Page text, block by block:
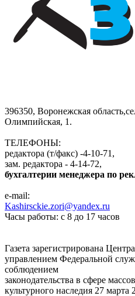
396350, Воронежская
Олимпийская, 1.
ТЕЛЕФОНЫ:
редактора (т/факс) -4-10-71,
зам. редактора - 4-14-72,
бухгалтерии менеджера по
e-mail:
Kashirsckie.zori@yandex.ru
Часы работы: с 8 до 17 часов
Газета зарегистрирована
управлением Федеральной
соблюдением
законодательства в сфере
культурного наследия 27 марта